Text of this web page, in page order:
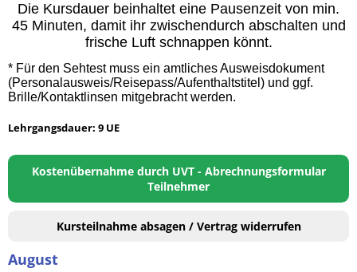
Die Kursdauer beinhaltet eine Pausenzeit von min.
45 Minuten, damit ihr zwischendurch abschalten und
frische Luft schnappen könnt.
* Für den Sehtest muss ein amtliches Ausweisdokument
(Personalausweis/Reisepass/Aufenthaltstitel) und ggf.
Brille/Kontaktlinsen mitgebracht werden.
Lehrgangsdauer: 9 UE
Kostenübernahme durch UVT - Abrechnungsformular
Teilnehmer
Kursteilnahme absagen / Vertrag widerrufen
August